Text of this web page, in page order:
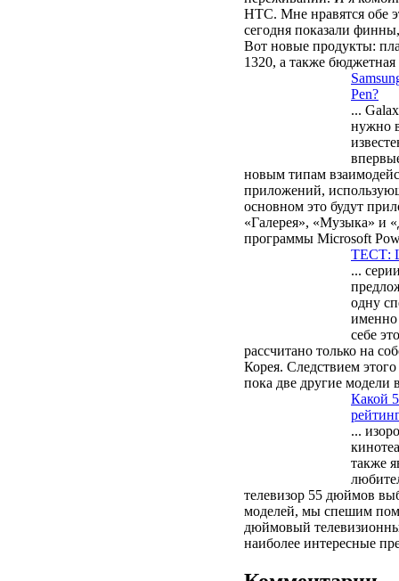
HTC. Мне нравятся обе
сегодня показали
Вот новые продукты:
1320, а также
Pen?
...
нужно
новым типам
приложений,
основном это будут
«Галерея», «Музыка» и
программы Microsoft
ТЕСТ:
...
одну
именно
себе
рассчитано только на
Корея. Следствием
пока две другие модели
Какой
...
также
телевизор 55 дюймов
моделей, мы спешим
дюймовый
наиболее интересные